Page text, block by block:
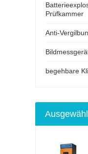
Prüfkammer
Anti-
begehbare